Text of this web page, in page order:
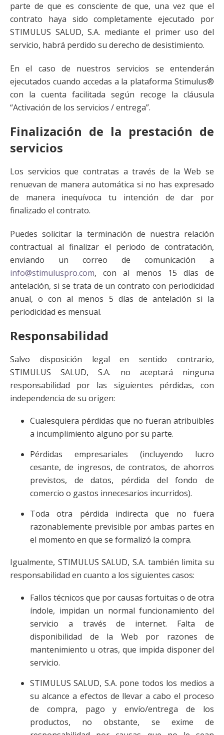
parte de que es consciente de que, una vez que el
contrato haya sido completamente ejecutado por
STIMULUS SALUD, S.A. mediante el primer uso del
servicio, habrá perdido su derecho de desistimiento.
En el caso de nuestros servicios se entenderán
ejecutados cuando accedas a la plataforma Stimulus®
con la cuenta facilitada según recoge la cláusula
“Activación de los servicios / entrega”.
Finalización de la prestación de
servicios
Los servicios que contratas a través de la Web se
renuevan de manera automática si no has expresado
de manera inequívoca tu intención de dar por
finalizado el contrato.
Puedes solicitar la terminación de nuestra relación
contractual al finalizar el periodo de contratación,
enviando un correo de comunicación a
info@stimuluspro.com, con al menos 15 días de
antelación, si se trata de un contrato con periodicidad
anual, o con al menos 5 días de antelación si la
periodicidad es mensual.
Responsabilidad
Salvo disposición legal en sentido contrario,
STIMULUS SALUD, S.A. no aceptará ninguna
responsabilidad por las siguientes pérdidas, con
independencia de su origen:
Cualesquiera pérdidas que no fueran atribuibles
a incumplimiento alguno por su parte.
Pérdidas empresariales (incluyendo lucro
cesante, de ingresos, de contratos, de ahorros
previstos, de datos, pérdida del fondo de
comercio o gastos innecesarios incurridos).
Toda otra pérdida indirecta que no fuera
razonablemente previsible por ambas partes en
el momento en que se formalizó la compra.
Igualmente, STIMULUS SALUD, S.A. también limita su
responsabilidad en cuanto a los siguientes casos:
Fallos técnicos que por causas fortuitas o de otra
índole, impidan un normal funcionamiento del
servicio a través de internet. Falta de
disponibilidad de la Web por razones de
mantenimiento u otras, que impida disponer del
servicio.
STIMULUS SALUD, S.A. pone todos los medios a
su alcance a efectos de llevar a cabo el proceso
de compra, pago y envío/entrega de los
productos, no obstante, se exime de